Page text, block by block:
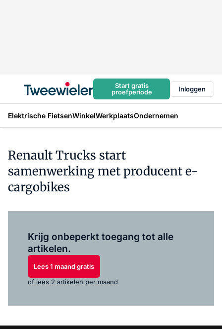
Start gratis
proefperiode
Inloggen
Elektrische FietsenWinkelWerkplaatsOndernemen
Renault Trucks start
samenwerking met producent e-
cargobikes
Krijg onbeperkt toegang tot alle
artikelen.
Lees 1 maand gratis
of lees 2 artikelen per maand